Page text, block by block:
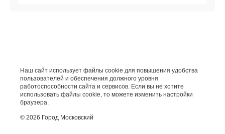
Наш сайт использует файлы cookie для повышения удобства
пользователей и обеспечения должного уровня
работоспособности сайта и сервисов. Если вы не хотите
использовать файлы cookie, то можете изменить настройки
браузера.
© 2026 Город Московский